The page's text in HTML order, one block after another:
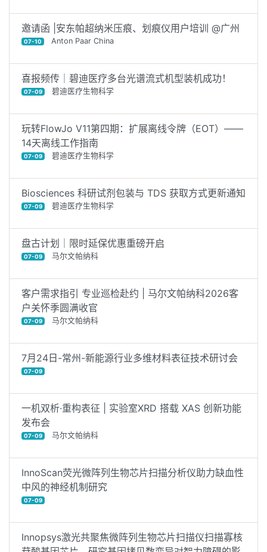
邀请函 |安东帕超纳米压痕、划痕仪用户培训 @广州
07-10 Anton Paar China
喜报频传｜碧迪医疗多台光谱流式机型装机成功！
07-09 碧迪医疗生物科学
玩转FlowJo V11第四期：扩展离线令牌（EOT）——
14天离线工作指南
07-09 碧迪医疗生物科学
Biosciences 科研试剂包装与 TDS 获取方式更新通知
07-09 碧迪医疗生物科学
盘古计划｜限时延保优惠重磅开启
07-09 马尔文帕纳科
客户需求指引 专业巡检赴约 | 马尔文帕纳科2026客
户关怀季圆满收官
07-09 马尔文帕纳科
7月24日-常州-新能源行业多维材料表征技术研讨会
07-09
一机双析·重构表征 | 实验室XRD 搭载 XAS 创新功能
发布会
07-09 马尔文帕纳科
InnoScan荧光微阵列生物芯片扫描分析仪助力缺血性
中风的神经机制研究
07-09
Innopsys激光共聚焦微阵列生物芯片扫描仪扫描寡核